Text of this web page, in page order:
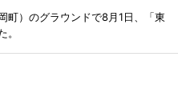
町）のグラウンドで8月1日、「東